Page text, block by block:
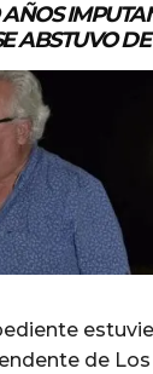
ABSTUVO
de